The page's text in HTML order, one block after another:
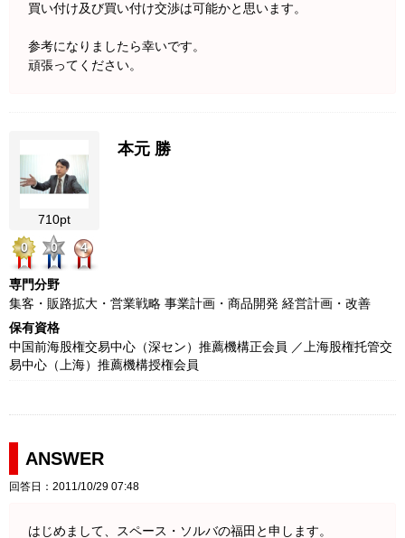
買い付け及び買い付け交渉は可能かと思います。
参考になりましたら幸いです。
頑張ってください。
710pt
0
0 4
本元 勝
専門分野
集客・販路拡大・営業戦略 事業計画・商品開発 経営計画・改善
保有資格
中国前海股権交易中心（深セン）推薦機構正会員 ／上海股権托管交
易中心（上海）推薦機構授権会員
ANSWER
回答日：2011/10/29 07:48
はじめまして、スペース・ソルバの福田と申します。